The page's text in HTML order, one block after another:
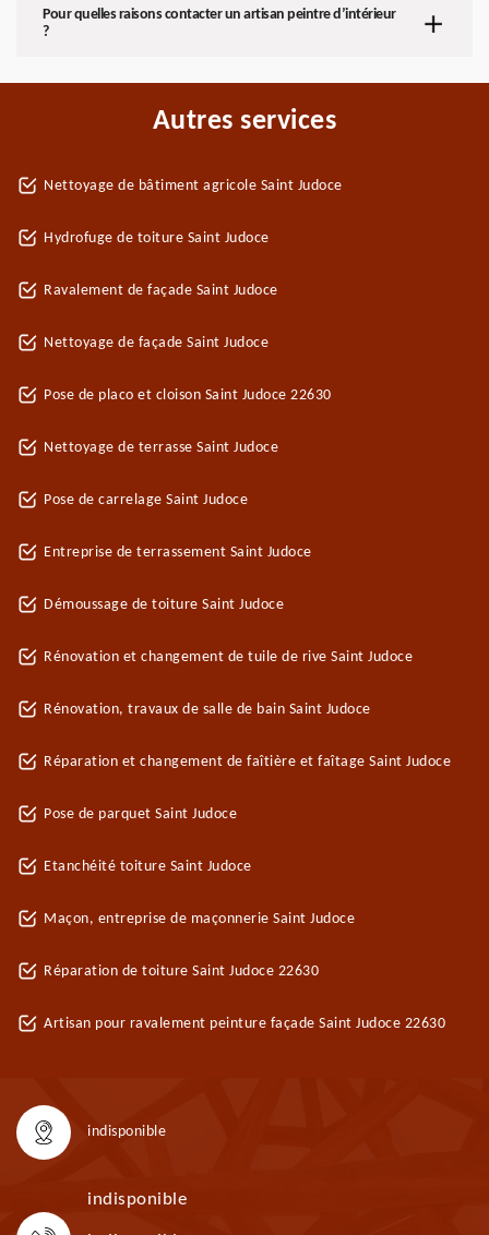
Pour quelles raisons contacter un artisan peintre d’intérieur
?
Autres services
Nettoyage de bâtiment agricole Saint Judoce
Hydrofuge de toiture Saint Judoce
Ravalement de façade Saint Judoce
Nettoyage de façade Saint Judoce
Pose de placo et cloison Saint Judoce 22630
Nettoyage de terrasse Saint Judoce
Pose de carrelage Saint Judoce
Entreprise de terrassement Saint Judoce
Démoussage de toiture Saint Judoce
Rénovation et changement de tuile de rive Saint Judoce
Rénovation, travaux de salle de bain Saint Judoce
Réparation et changement de faîtière et faîtage Saint Judoce
Pose de parquet Saint Judoce
Etanchéité toiture Saint Judoce
Maçon, entreprise de maçonnerie Saint Judoce
Réparation de toiture Saint Judoce 22630
Artisan pour ravalement peinture façade Saint Judoce 22630
indisponible
indisponible